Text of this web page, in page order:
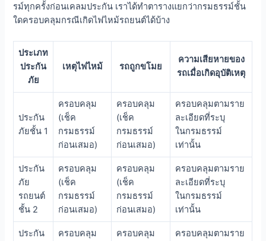
รม์ทุกครั้งก่อนเคลมประกัน เราได้ทำตารางแยกว่ากรมธรรม์ชั้น
ใดครอบคลุมกรณีเกิดไฟไหม้รถยนต์ได้บ้าง
ประเภท
ประกัน
ภัย
เหตุไฟไหม้ รถถูกขโมย
ความเสียหายของ
รถเมื่อเกิดอุบัติเหตุ
ประกัน
ภัยชั้น 1
ครอบคลุม
(เช็ค
กรมธรรม์
ก่อนเสมอ)
ครอบคลุม
(เช็ค
กรมธรรม์
ก่อนเสมอ)
ครอบคลุมตามราย
ละเอียดที่ระบุ
ในกรมธรรม์
เท่านั้น
ประกัน
ภัย
รถยนต์
ชั้น 2
ครอบคลุม
(เช็ค
กรมธรรม์
ก่อนเสมอ)
ครอบคลุม
(เช็ค
กรมธรรม์
ก่อนเสมอ)
ครอบคลุมตามราย
ละเอียดที่ระบุ
ในกรมธรรม์
เท่านั้น
ประกัน ครอบคลุม ครอบคลุม ครอบคลุมตามราย